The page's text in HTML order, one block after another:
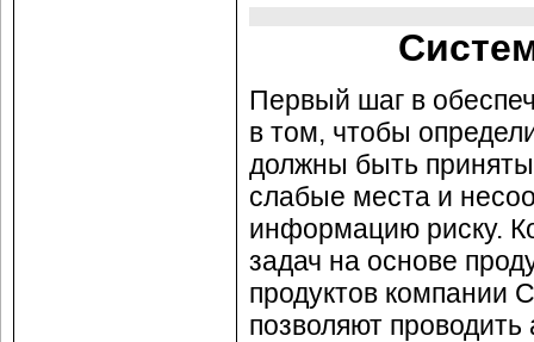
Первый шаг в
в том, чтобы
должны быть
слабые места и
информацию риску.
задач на основе
продуктов компании
позволяют